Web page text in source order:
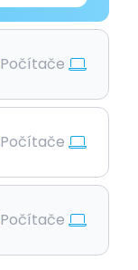
Počítače
Počítače
Počítače